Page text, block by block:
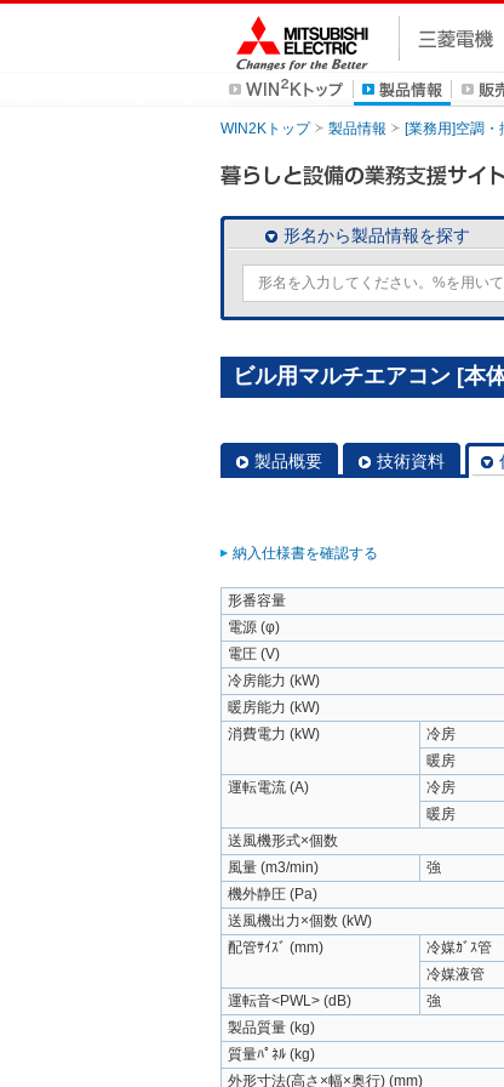
WIN2Kトップ 製品情報 [業務用]空調・
形名から製品情報を探す
ビル用マルチエアコン [本
製品概要 技術資料
納入仕様書を確認する
形番容量
電源 (φ)
電圧 (V)
冷房能力 (kW)
暖房能力 (kW)
消費電力 (kW)
冷房
暖房
運転電流 (A)
冷房
暖房
送風機形式×個数
風量 (m3/min)
強
機外静圧 (Pa)
送風機出力×個数 (kW)
配管ｻｲｽﾞ (mm)
冷媒ｶﾞｽ管
冷媒液管
運転音<PWL> (dB)
強
製品質量 (kg)
質量ﾊﾟﾈﾙ (kg)
外形寸法(高さ×幅×奥行) (mm)